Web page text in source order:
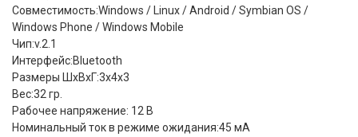
Совместимость:Windows / Linux / Android / Symbian OS /
Windows Phone / Windows Mobile
Чип:v.2.1
Интерфейс:Bluetooth
Размеры ШхВхГ:3x4x3
Вес:32 гр.
Рабочее напряжение: 12 В
Номинальный ток в режиме ожидания:45 мА